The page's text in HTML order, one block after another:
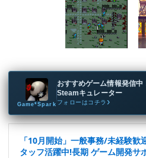
Game*Spark
おすすめゲーム情報発信中
Steamキュレーター
フォローはコチラ
「10月開始」一般事務/未経験
タッフ活躍中!長期 ゲーム開発サ